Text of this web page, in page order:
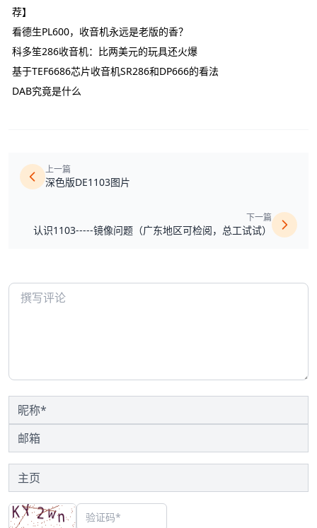
荐】
看德生PL600，收音机永远是老版的香？
科多笙286收音机：比两美元的玩具还火爆
基于TEF6686芯片收音机SR286和DP666的看法
DAB究竟是什么
上一篇
深色版DE1103图片
下一篇
认识1103-----镜像问题（广东地区可检阅，总工试试）